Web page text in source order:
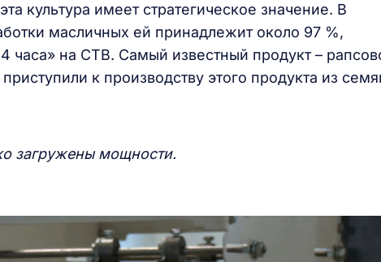
культура имеет стратегическое значение. В
масличных ей принадлежит около 97 %,
часа» на СТВ. Самый известный продукт –
к производству этого продукта из
загружены мощности.